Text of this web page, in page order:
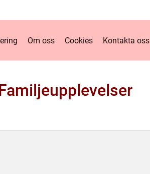
Om oss Cookies Kontakta oss